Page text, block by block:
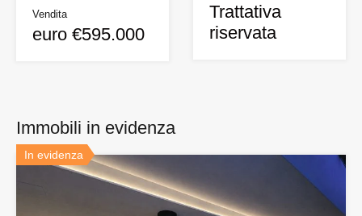
Vendita
euro €595.000
Trattativa
riservata
Immobili in evidenza
In evidenza